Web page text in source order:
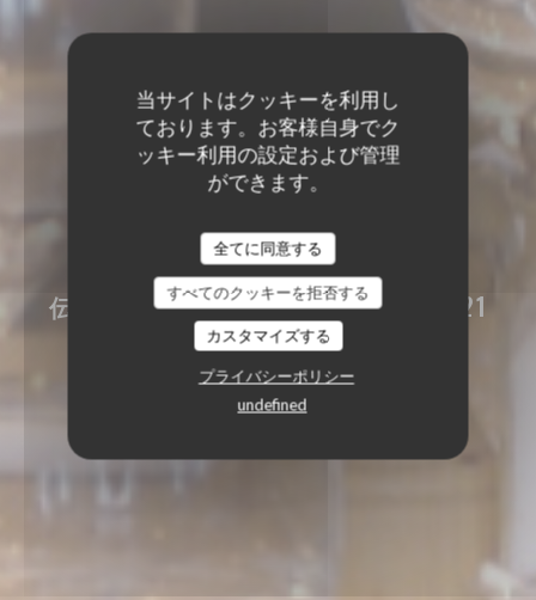
当サイトはクッキーを利用し
ております。お客様自身でク
ッキー利用の設定および管理
ができます。
全てに同意する
すべてのクッキーを拒否する
カスタマイズする
プライバシーポリシー
undefined
LA TABLE DES ANGES
LA TABLE DES ANGES
伝統的なレストラン|+33 6 70 54 21
59‬